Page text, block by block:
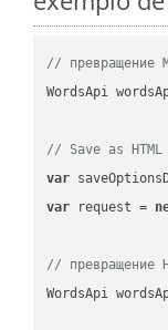
// превращение
WordsApi
// Save as HTML
var
var request =
// превращение
WordsApi